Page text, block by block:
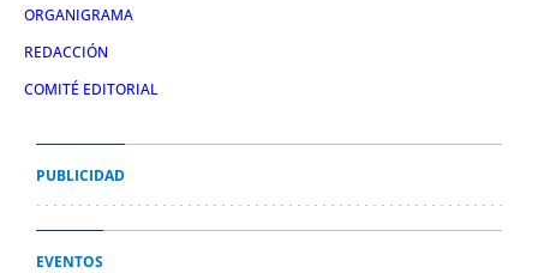
ORGANIGRAMA
REDACCIÓN
COMITÉ EDITORIAL
PUBLICIDAD
EVENTOS